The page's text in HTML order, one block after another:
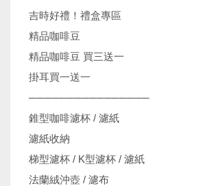
吉時好禮！禮盒專區
精品咖啡豆
精品咖啡豆 買三送一
掛耳買一送一
────────────────
錐型咖啡濾杯 / 濾紙
濾紙收納
梯型濾杯 / K型濾杯 / 濾紙
法蘭絨沖壺 / 濾布